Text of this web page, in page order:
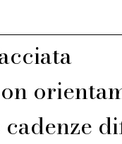
cadenze